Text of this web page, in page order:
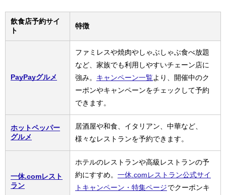
飲食店予約サイ
ト
特徴
PayPayグルメ
ファミレスや焼肉やしゃぶしゃぶ食べ放題
など、家族でも利用しやすいチェーン店に
強み。 キャンペーン一覧より、開催中のク
ーポンやキャンペーンをチェックして予約
できます。
ホットペッパー
グルメ
居酒屋や和食、イタリアン、中華など、
様々なレストランを予約できます。
一休.comレスト
ラン
ホテルのレストランや高級レストランの予
約にすすめ。 一休.comレストラン公式サイ
トキャンペーン・特集ページでクーポンキ